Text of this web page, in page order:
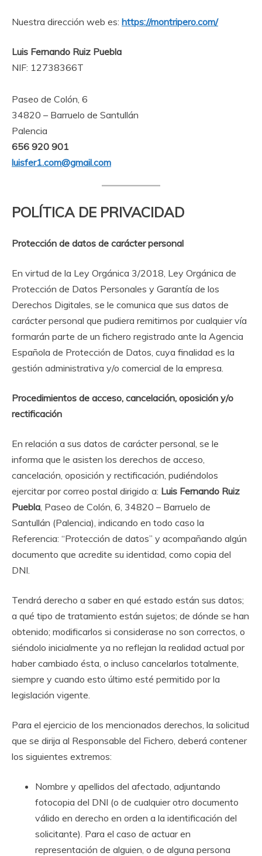
Nuestra dirección web es: https://montripero.com/
Luis Fernando Ruiz Puebla
NIF: 12738366T
Paseo de Colón, 6
34820 – Barruelo de Santullán
Palencia
656 920 901
luisfer1.com@gmail.com
POLÍTICA DE PRIVACIDAD
Protección de datos de carácter personal
En virtud de la Ley Orgánica 3/2018, Ley Orgánica de
Protección de Datos Personales y Garantía de los
Derechos Digitales, se le comunica que sus datos de
carácter personal que pudiera remitirnos por cualquier vía
formarán parte de un fichero registrado ante la Agencia
Española de Protección de Datos, cuya finalidad es la
gestión administrativa y/o comercial de la empresa.
Procedimientos de acceso, cancelación, oposición y/o
rectificación
En relación a sus datos de carácter personal, se le
informa que le asisten los derechos de acceso,
cancelación, oposición y rectificación, pudiéndolos
ejercitar por correo postal dirigido a: Luis Fernando Ruiz
Puebla , Paseo de Colón, 6, 34820 – Barruelo de
Santullán (Palencia), indicando en todo caso la
Referencia: “Protección de datos” y acompañando algún
documento que acredite su identidad, como copia del
DNI.
Tendrá derecho a saber en qué estado están sus datos;
a qué tipo de tratamiento están sujetos; de dónde se han
obtenido; modificarlos si considerase no son correctos, o
siéndolo inicialmente ya no reflejan la realidad actual por
haber cambiado ésta, o incluso cancelarlos totalmente,
siempre y cuando esto último esté permitido por la
legislación vigente.
Para el ejercicio de los mencionados derechos, la solicitud
que se dirija al Responsable del Fichero, deberá contener
los siguientes extremos:
Nombre y apellidos del afectado, adjuntando
fotocopia del DNI (o de cualquier otro documento
válido en derecho en orden a la identificación del
solicitante). Para el caso de actuar en
representación de alguien, o de alguna persona